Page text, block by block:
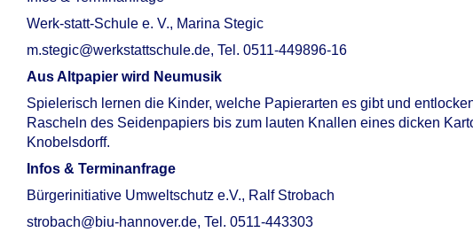
Werk-statt-Schule e. V., Marina Stegic
m.stegic@werkstattschule.de, Tel. 0511-449896-16
Aus Altpapier wird Neumusik
Spielerisch lernen die Kinder, welche Papierarten es gibt und
Rascheln des Seidenpapiers bis zum lauten Knallen eines dicken
Knobelsdorff.
Infos & Terminanfrage
Bürgerinitiative Umweltschutz e.V., Ralf Strobach
strobach@biu-hannover.de, Tel. 0511-443303